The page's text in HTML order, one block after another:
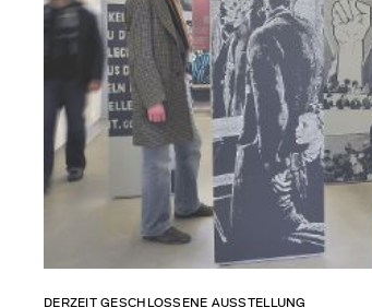
DERZEIT GESCHLOSSENE AUSSTELLUNG